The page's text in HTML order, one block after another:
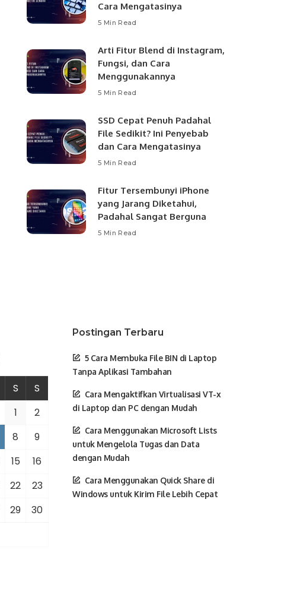
Cara Mengatasinya
5 Min Read
Arti Fitur Blend di Instagram,
Fungsi, dan Cara
Menggunakannya
5 Min Read
SSD Cepat Penuh Padahal
File Sedikit? Ini Penyebab
dan Cara Mengatasinya
5 Min Read
Fitur Tersembunyi iPhone
yang Jarang Diketahui,
Padahal Sangat Berguna
5 Min Read
S
S
1
2
8
9
15
16
22
23
29
30
Postingan Terbaru
5 Cara Membuka File BIN di Laptop
Tanpa Aplikasi Tambahan
Cara Mengaktifkan Virtualisasi VT-x
di Laptop dan PC dengan Mudah
Cara Menggunakan Microsoft Lists
untuk Mengelola Tugas dan Data
dengan Mudah
Cara Menggunakan Quick Share di
Windows untuk Kirim File Lebih Cepat